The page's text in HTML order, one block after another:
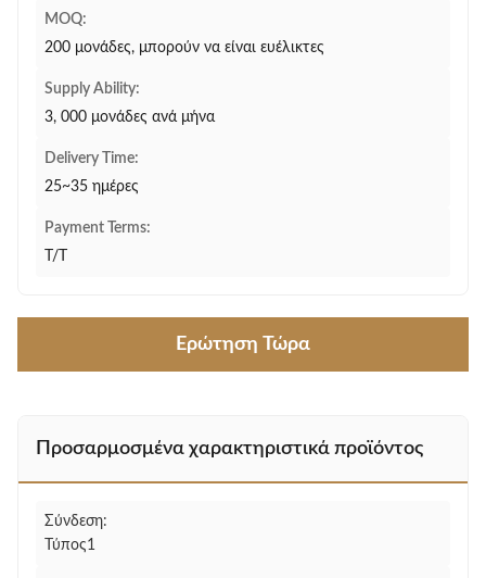
MOQ:
200 μονάδες, μπορούν να είναι ευέλικτες
Supply Ability:
3, 000 μονάδες ανά μήνα
Delivery Time:
25~35 ημέρες
Payment Terms:
T/T
Ερώτηση Τώρα
Προσαρμοσμένα χαρακτηριστικά προϊόντος
Σύνδεση:
Τύπος1